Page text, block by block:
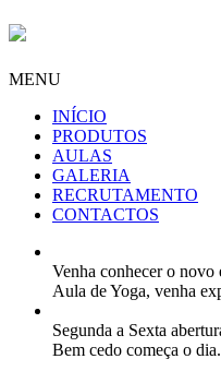
MENU
INÍCIO
PRODUTOS
AULAS
GALERIA
RECRUTAMENTO
CONTACTOS
Venha conhecer o
Aula de Yoga, venha
Segunda a Sexta
Bem cedo começa o dia.